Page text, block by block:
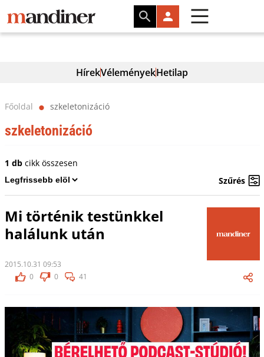
HírekVéleményekHetilap
Főoldal ⬤ szkeletonizáció
szkeletonizáció
1 dbcikk összesen
Szűrés
Mi történik testünkkel
halálunk után
2015.10.31 09:53
0
0 41